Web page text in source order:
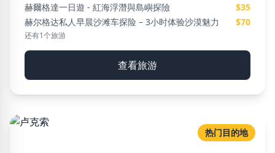
赫爾格達一日遊 - 紅海浮潛與島嶼探險
$35
赫尔格达私人早晨沙滩车探险 – 3小时体验沙漠魅力
$70
还有1个旅游
查看旅游
热门目的地